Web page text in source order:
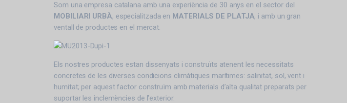
Som una empresa catalana amb una experiència de 30 anys en el sector del
MOBILIARI URBÀ, especialitzada en MATERIALS DE PLATJA, i amb un gran
ventall de productes en el mercat.
Els nostres productes estan dissenyats i construïts atenent les necessitats
concretes de les diverses condicions climàtiques marítimes: salinitat, sol, vent i
humitat; per aquest factor construïm amb materials d’alta qualitat preparats per
suportar les inclemències de l’exterior.